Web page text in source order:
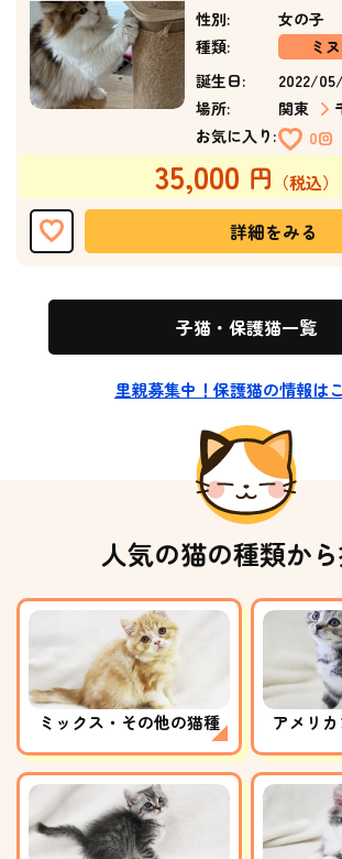
性別:
女の子
種類:
ミ
誕生日:
2022/
場所:
関東
お気に入り:
0回
35,000
詳細をみる
子猫・保護猫一覧
里親募集中！保護猫の情報は
人気の猫の種類か
ミックス・その他の猫種 アメリ